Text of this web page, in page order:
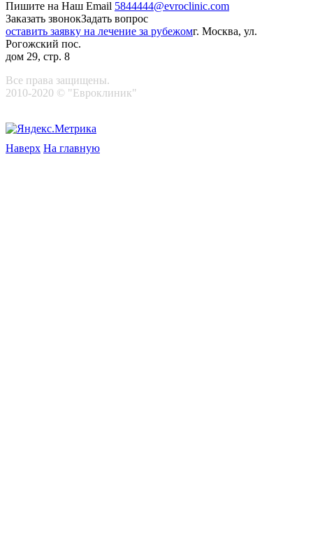
Пишите на Наш Email 5844444@evroclinic.com
Заказать звонокЗадать вопрос
оставить заявку на лечение за рубежомг. Москва, ул.
Рогожский пос.
дом 29, стр. 8
Все права защищены.
2010-2020 © "Евроклиник"
Наверх На главную